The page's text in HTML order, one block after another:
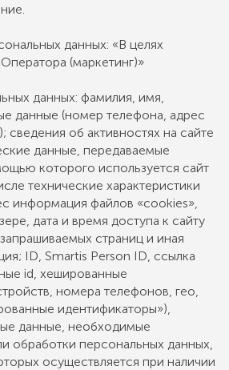
данных: «В целях
(маркетинг)»
данных: фамилия, имя,
данные (номер телефона, адрес
сведения об активностях на сайте
данные, передаваемые
которого используется сайт
технические характеристики
информация файлов «cookies»,
дата и время доступа к сайту
страниц и иная
ID, Smartis Person ID, ссылка
id, хешированные
номера телефонов, гео,
идентификаторы»),
данные, необходимые
обработки персональных данных,
осуществляется при наличии